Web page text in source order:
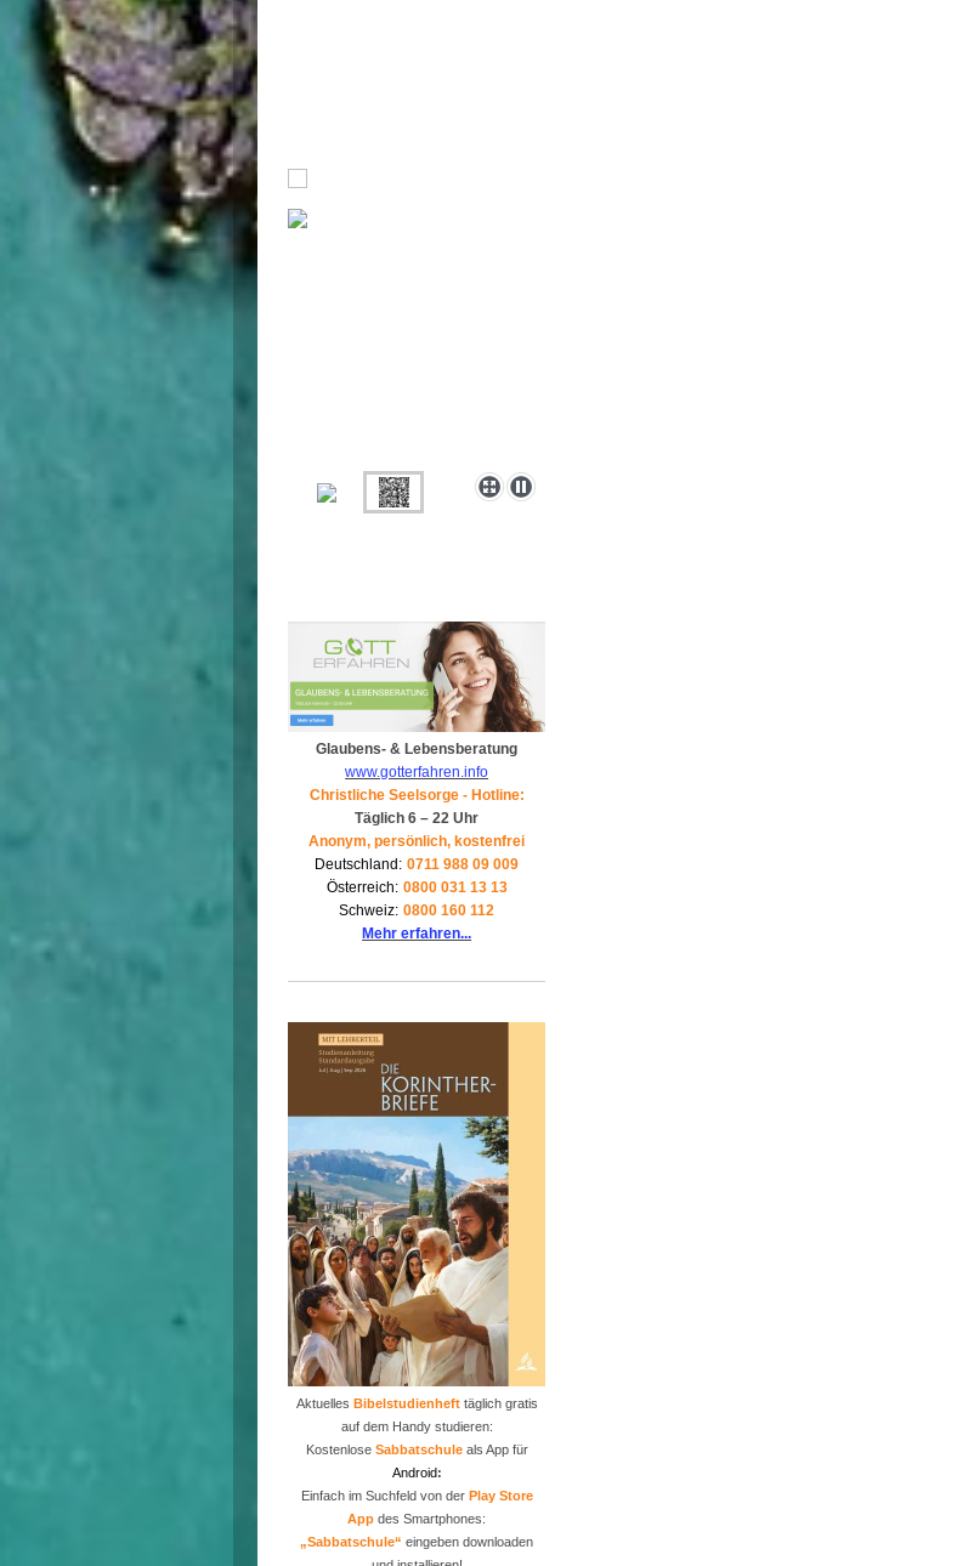
Glaubens- & Lebensberatung
www.gotterfahren.info
Christliche Seelsorge - Hotline:
Täglich 6 – 22 Uhr
Anonym, persönlich, kostenfrei
Deutschland: 0711 988 09 009
Österreich: 0800 031 13 13
Schweiz: 0800 160 112
Mehr erfahren...
Aktuelles Bibelstudienhefttäglich gratis
auf dem Handy studieren:
Kostenlose Sabbatschuleals App für
Android:
Einfach im Suchfeld von der Play Store
App des Smartphones:
„Sabbatschule“ eingeben downloaden